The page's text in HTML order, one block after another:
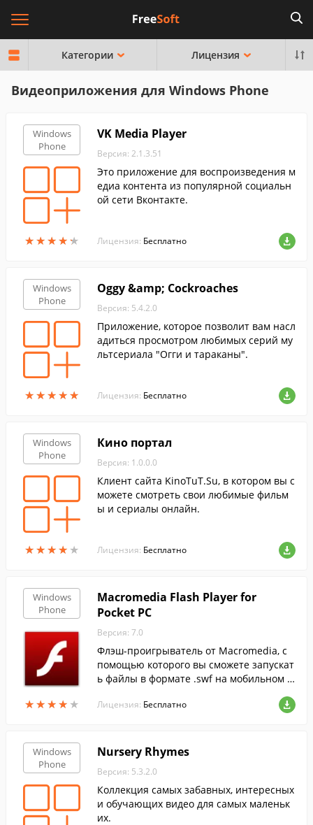
Категории Лицензия
Видеоприложения для Windows Phone
Windows
Phone
★★★★★
★★★★★
VK Media Player
Версия: 2.1.3.51
Это приложение для воспроизведения м
едиа контента из популярной социальн
ой сети Вконтакте.
Лицензия: Бесплатно
Windows
Phone
★★★★★
★★★★★
Oggy &amp; Cockroaches
Версия: 5.4.2.0
Приложение, которое позволит вам насл
адиться просмотром любимых серий му
льтсериала "Огги и тараканы".
Лицензия: Бесплатно
Windows
Phone
★★★★ ★
★★★★ ★
Кино портал
Версия: 1.0.0.0
Клиент сайта KinoTuT.Su, в котором вы с
можете смотреть свои любимые фильм
ы и сериалы онлайн.
Лицензия: Бесплатно
Windows
Phone
★★★★ ★
★★★★ ★
Macromedia Flash Player for
Pocket PC
Версия: 7.0
Флэш-проигрыватель от Macromedia, с
помощью которого вы сможете запускат
ь файлы в формате .swf на мобильном у
obile.
Лицензия: Бесплатно
Windows
Phone
Nursery Rhymes
Версия: 5.3.2.0
Коллекция самых забавных, интересных
и обучающих видео для самых маленьк
их.